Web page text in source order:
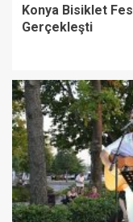
Konya Bisiklet
Gerçekleşti